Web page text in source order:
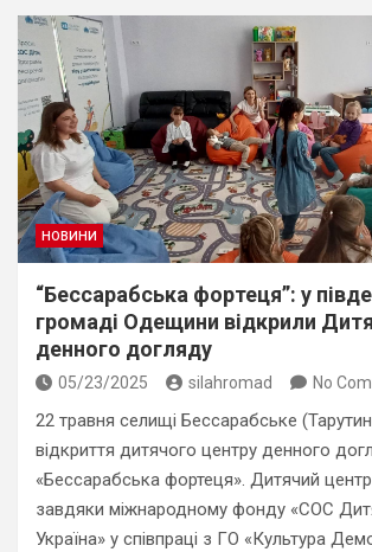
НОВИНИ
“Бессарабська фортеця”: у
громаді Одещини відкрили
денного догляду
05/23/2025 silahromad No
22 травня селищі Бессарабське
відкриття дитячого центру денного
«Бессарабська фортеця». Дитячий
завдяки міжнародному фонду «СОС
Україна» у співпраці з ГО «Культура